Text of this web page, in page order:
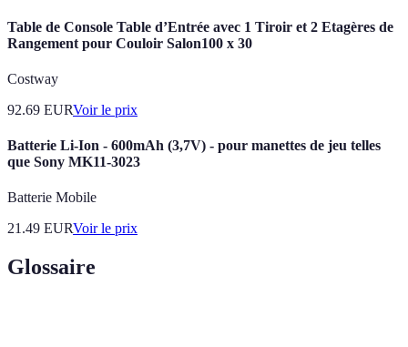
Table de Console Table d’Entrée avec 1 Tiroir et 2 Etagères de
Rangement pour Couloir Salon100 x 30
Costway
92.69 EURVoir le prix
Batterie Li-Ion - 600mAh (3,7V) - pour manettes de jeu telles
que Sony MK11-3023
Batterie Mobile
21.49 EURVoir le prix
Glossaire